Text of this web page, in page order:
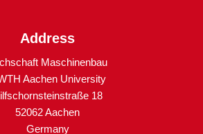
Address
Maschinenbau
Aachen University
18
52062 Aachen
Germany